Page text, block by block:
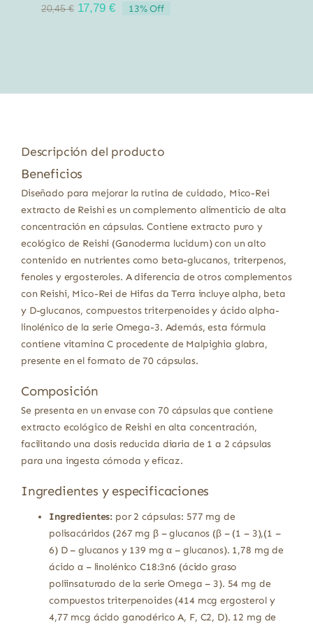
20,45€ El
17,79 €El
13% Off
Descripción del producto
Beneficios
Diseñado para mejorar la rutina de cuidado, Mico-Rei
extracto de Reishi es un complemento alimenticio de alta
concentración en cápsulas. Contiene extracto puro y
ecológico de Reishi (Ganoderma lucidum) con un alto
contenido en nutrientes como beta-glucanos, triterpenos,
fenoles y ergosteroles. A diferencia de otros complementos
con Reishi, Mico-Rei de Hifas da Terra incluye alpha, beta
y D-glucanos, compuestos triterpenoides y ácido alpha-
linolénico de la serie Omega-3. Además, esta fórmula
contiene vitamina C procedente de Malpighia glabra,
presente en el formato de 70 cápsulas.
Composición
Se presenta en un envase con 70 cápsulas que contiene
extracto ecológico de Reishi en alta concentración,
facilitando una dosis reducida diaria de 1 a 2 cápsulas
para una ingesta cómoda y eficaz.
Ingredientes y especificaciones
Ingredientes: por 2 cápsulas: 577 mg de
polisacáridos (267 mg β – glucanos (β – (1 – 3),(1 –
6) D – glucanos y 139 mg α – glucanos). 1,78 mg de
ácido α – linolénico C18:3n6 (ácido graso
poliinsaturado de la serie Omega – 3). 54 mg de
compuestos triterpenoides (414 mcg ergosterol y
4,77 mcg ácido ganodérico A, F, C2, D). 12 mg de